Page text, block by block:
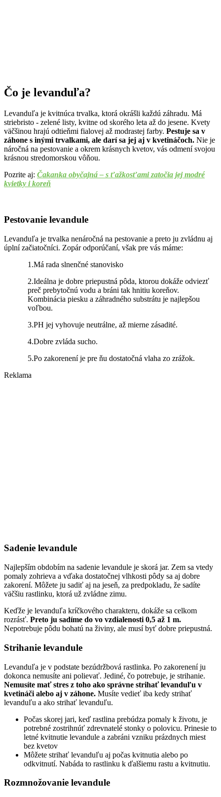
Čo je levanduľa?
Levanduľa je kvitnúca trvalka, ktorá okrášli každú záhradu. Má
striebristo - zelené listy, kvitne od skorého leta až do jesene. Kvety
väčšinou hrajú odtieňmi fialovej až modrastej farby. Pestuje sa v
záhone s inými trvalkami, ale darí sa jej aj v kvetináčoch. Nie je
náročná na pestovanie a okrem krásnych kvetov, vás odmení svojou
krásnou stredomorskou vôňou.
Pozrite aj: Čakanka obyčajná – s ťažkosťami zatočia jej modré
kvietky i koreň
Pestovanie levandule
Levanduľa je trvalka nenáročná na pestovanie a preto ju zvládnu aj
úplní začiatočníci. Zopár odporúčaní, však pre vás máme:
1.Má rada slnenčné stanovisko
2.Ideálna je dobre priepustná pôda, ktorou dokáže odviezť
preč prebytočnú vodu a bráni tak hnitiu koreňov.
Kombinácia piesku a záhradného substrátu je najlepšou
voľbou.
3.PH jej vyhovuje neutrálne, až mierne zásadité.
4.Dobre zvláda sucho.
5.Po zakorenení je pre ňu dostatočná vlaha zo zrážok.
Reklama
Sadenie levandule
Najlepším obdobím na sadenie levandule je skorá jar. Zem sa vtedy
pomaly zohrieva a vďaka dostatočnej vlhkosti pôdy sa aj dobre
zakorení. Môžete ju sadiť aj na jeseň, za predpokladu, že sadíte
väčšiu rastlinku, ktorá už zvládne zimu.
Keďže je levanduľa kríčkového charakteru, dokáže sa celkom
rozrásť. Preto ju sadíme do vo vzdialenosti 0,5 až 1 m.
Nepotrebuje pôdu bohatú na živiny, ale musí byť dobre priepustná.
Strihanie levandule
Levanduľa je v podstate bezúdržbová rastlinka. Po zakorenení ju
dokonca nemusíte ani polievať. Jediné, čo potrebuje, je strihanie.
Nemusíte mať stres z toho ako správne strihať levanduľu v
kvetináči alebo aj v záhone. Musíte vedieť iba kedy strihať
levanduľu a ako strihať levanduľu.
Počas skorej jari, keď rastlina prebúdza pomaly k životu, je
potrebné zostrihnúť zdrevnatelé stonky o polovicu. Prinesie to
letné kvitnutie levandule a zabráni vzniku prázdnych miest
bez kvetov
Môžete strihať levanduľu aj počas kvitnutia alebo po
odkvitnutí. Nabáda to rastlinku k ďalšiemu rastu a kvitnutiu.
Rozmnožovanie levandule